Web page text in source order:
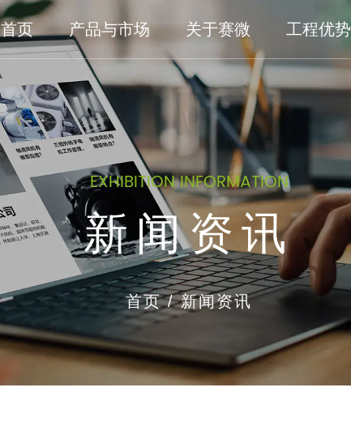
首页 产品与市场 关于赛微 工程优势
EXHIBITION INFORMATION
新闻资讯
首页/新闻资讯